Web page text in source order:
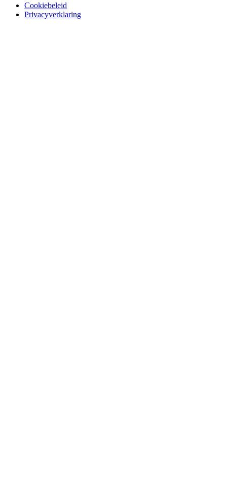
Cookiebeleid
Privacyverklaring